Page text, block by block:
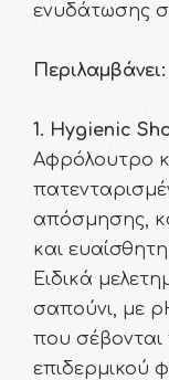
ενυδάτωσης
Περιλαμβάνει:
1. Hygienic
Αφρόλουτρο
απόσμησης,
και
Ειδικά
σαπούνι, με
που σέβονται
επιδερμικού